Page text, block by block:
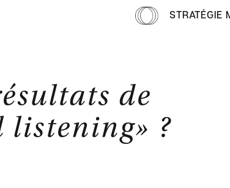
STRATÉGIE
de
listening» ?